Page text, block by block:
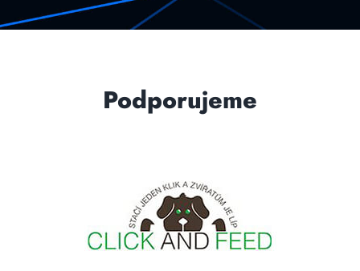
Podporujeme